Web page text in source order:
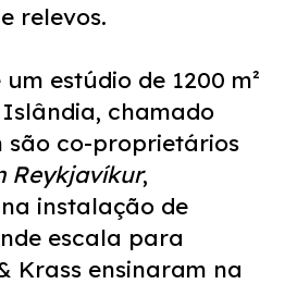
relevos.
estúdio de 1200 m²
chamado
são co-proprietários
Reykjavíkur,
instalação de
escala para
Krass ensinaram na